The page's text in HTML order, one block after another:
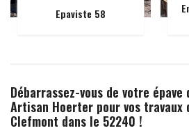
Epaviste 58
Débarrassez-vous de votre
Artisan Hoerter pour vos travaux
Clefmont dans le 52240 !